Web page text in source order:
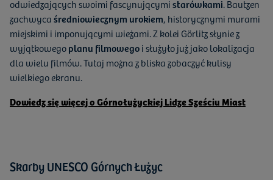
odwiedzających swoimi fascynującymistarówkami. Bautzen
zachwycaśredniowiecznym urokiem, historycznymi murami
miejskimi i imponującymi wieżami. Z kolei Görlitz słynie z
wyjątkowegoplanu filmowegoi służyło już jako lokalizacja
dla wielu filmów. Tutaj można z bliska zobaczyć kulisy
wielkiego ekranu.
Dowiedz się więcej o Górnołużyckiej Lidze Sześciu Miast
Skarby UNESCO Górnych Łużyc